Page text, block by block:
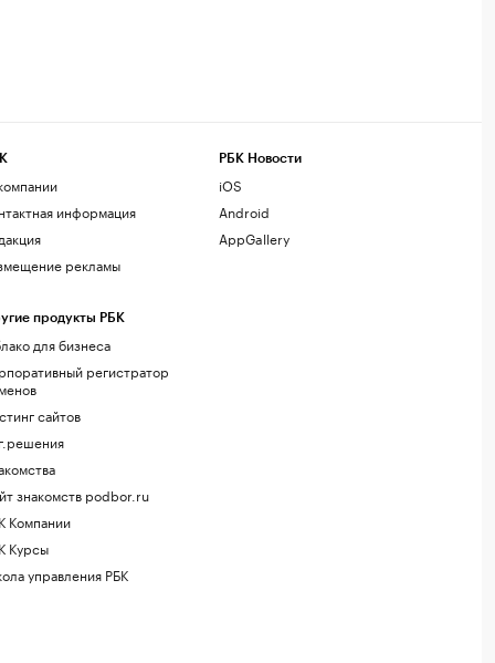
информация
рекламы
продукты РБК
для бизнеса
регистратор
сайтов
знакомств podbor.ru
Компании
Курсы
управления РБК
РБК Новости
iOS
Android
AppGallery